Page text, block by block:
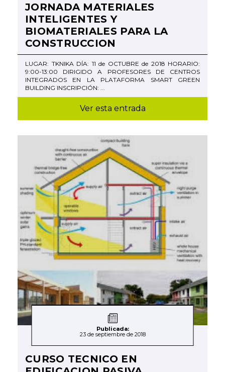
JORNADA MATERIALES
INTELIGENTES Y
BIOMATERIALES PARA LA
CONSTRUCCION
LUGAR: TKNIKA DÍA: 11 de OCTUBRE de 2018 HORARIO:
9:00-13:00 DIRIGIDO A PROFESORES DE CENTROS
INTEGRADOS EN LA PLATAFORMA SMART GREEN
BUILDING INSCRIPCIÓN: ...
Ver esta entrada
Publicada:
23 de septiembre de 2018
CURSO TECNICO EN